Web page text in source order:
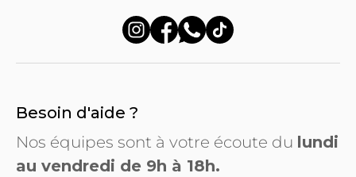
Besoin d'aide ?
Nos équipes sont à votre écoute du lundi
au vendredi de 9h à 18h.